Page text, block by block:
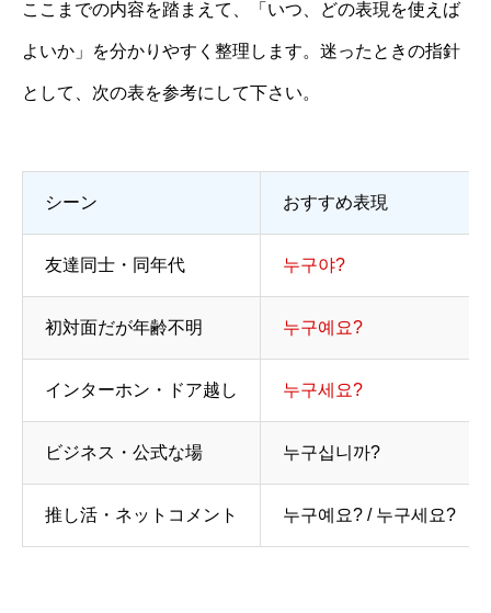
ここまでの内容を踏まえて、「いつ、どの表現を使えば
よいか」を分かりやすく整理します。迷ったときの指針
として、次の表を参考にして下さい。
シーン おすすめ表現
友達同士・同年代 누구야?
初対面だが年齢不明 누구예요?
インターホン・ドア越し 누구세요?
ビジネス・公式な場 누구십니까?
推し活・ネットコメント 누구예요? / 누구세요?